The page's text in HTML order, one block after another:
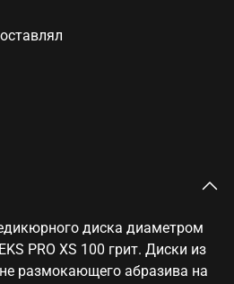
диска диаметром
PRO XS 100 грит. Диски из
размокающего абразива на